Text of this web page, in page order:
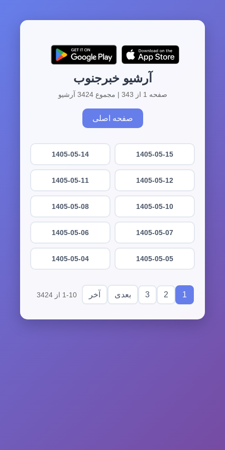
آرشیو خبرجنوب
صفحه 1 از 343 | مجموع 3424 آرشیو
صفحه اصلی
1405-05-15
1405-05-14
1405-05-12
1405-05-11
1405-05-10
1405-05-08
1405-05-07
1405-05-06
1405-05-05
1405-05-04
1
2
3 بعدی آخر 1-10 از 3424